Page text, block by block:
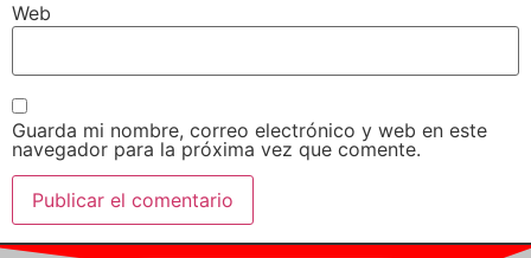
Web
Guarda mi nombre, correo electrónico y web en este
navegador para la próxima vez que comente.